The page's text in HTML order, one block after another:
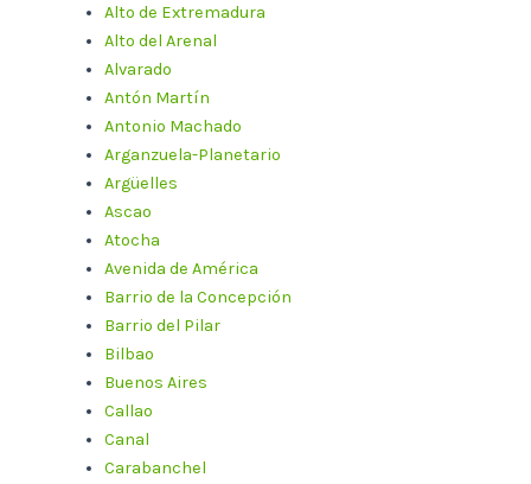
Alto de Extremadura
Alto del Arenal
Alvarado
Antón Martín
Antonio Machado
Arganzuela-Planetario
Argüelles
Ascao
Atocha
Avenida de América
Barrio de la Concepción
Barrio del Pilar
Bilbao
Buenos Aires
Callao
Canal
Carabanchel